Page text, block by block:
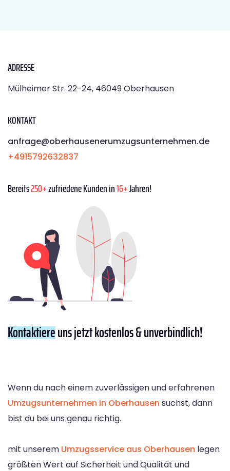
ADRESSE
Mülheimer Str. 22-24, 46049 Oberhausen
KONTAKT
anfrage@oberhausenerumzugsunternehmen.de
+4915792632837
Bereits250+zufriedene Kunden in16+Jahren!
Kontaktiereuns jetzt kostenlos & unverbindlich!
Wenn du nach einem zuverlässigen und erfahrenen
Umzugsunternehmen in Oberhausen suchst, dann
bist du bei uns genau richtig.
mit unserem Umzugsservice aus Oberhausen legen
größten Wert auf Sicherheit und Qualität und